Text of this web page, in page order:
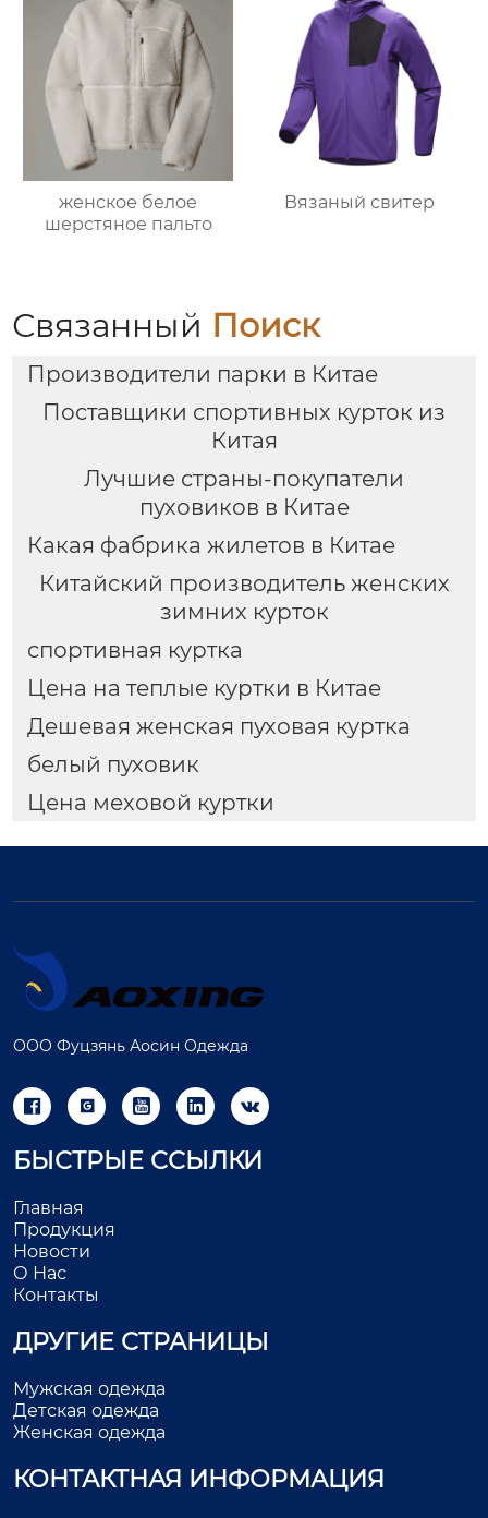
женское белое
шерстяное пальто
Вязаный свитер
Связанный Поиск
Производители парки в Китае
Поставщики спортивных курток из
Китая
Лучшие страны-покупатели
пуховиков в Китае
Какая фабрика жилетов в Китае
Китайский производитель женских
зимних курток
спортивная куртка
Цена на теплые куртки в Китае
Дешевая женская пуховая куртка
белый пуховик
Цена меховой куртки
ООО Фуцзянь Аосин Одежда
    
БЫСТРЫЕ ССЫЛКИ
Главная
Продукция
Новости
О Нас
Контакты
ДРУГИЕ СТРАНИЦЫ
Мужская одежда
Детская одежда
Женская одежда
КОНТАКТНАЯ ИНФОРМАЦИЯ